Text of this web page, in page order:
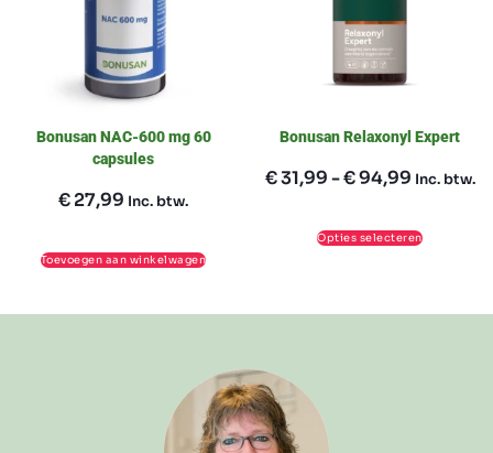
Bonusan NAC-600 mg 60
capsules
€27,99 Inc. btw.
Toevoegen aan winkelwagen
Bonusan Relaxonyl Expert
€31,99-€94,99 Inc. btw.
Opties selecteren